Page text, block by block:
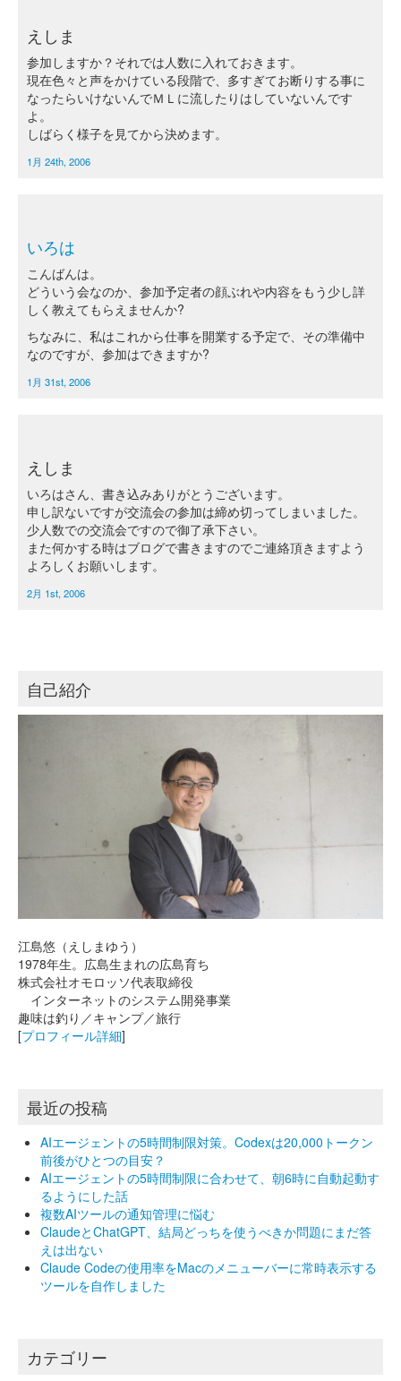
えしま
参加しますか？それでは人数に入れておきます。
現在色々と声をかけている段階で、多すぎてお断りする事に
なったらいけないんでＭＬに流したりはしていないんです
よ。
しばらく様子を見てから決めます。
1月 24th, 2006
いろは
こんばんは。
どういう会なのか、参加予定者の顔ぶれや内容をもう少し詳
しく教えてもらえませんか?
ちなみに、私はこれから仕事を開業する予定で、その準備中
なのですが、参加はできますか?
1月 31st, 2006
えしま
いろはさん、書き込みありがとうございます。
申し訳ないですが交流会の参加は締め切ってしまいました。
少人数での交流会ですので御了承下さい。
また何かする時はブログで書きますのでご連絡頂きますよう
よろしくお願いします。
2月 1st, 2006
自己紹介
江島悠（えしまゆう）
1978年生。広島生まれの広島育ち
株式会社オモロッソ代表取締役
インターネットのシステム開発事業
趣味は釣り／キャンプ／旅行
[プロフィール詳細]
最近の投稿
AIエージェントの5時間制限対策。Codexは20,000トークン
前後がひとつの目安？
AIエージェントの5時間制限に合わせて、朝6時に自動起動す
るようにした話
複数AIツールの通知管理に悩む
ClaudeとChatGPT、結局どっちを使うべきか問題にまだ答
えは出ない
Claude Codeの使用率をMacのメニューバーに常時表示する
ツールを自作しました
カテゴリー